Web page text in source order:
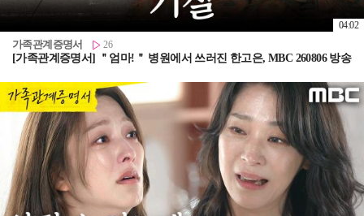
가족관계증명서 26
[가족관계증명서] ＂엄마!＂ 병원에서 쓰러진 한고은, MBC 260806 방송
04:02